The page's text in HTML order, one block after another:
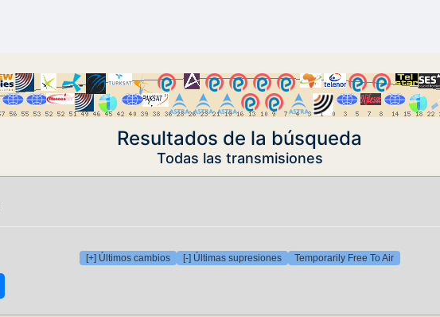
Resultados de la búsqueda
Todas las transmisiones
[+] Últimos cambios [-] Últimas supresiones Temporarily Free To Air